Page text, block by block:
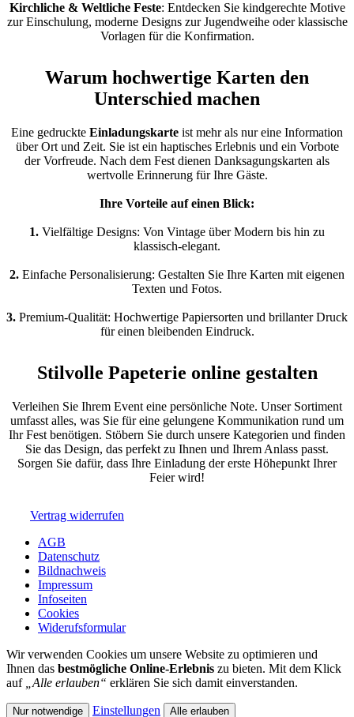
Kirchliche & Weltliche Feste: Entdecken Sie kindgerechte Motive
zur Einschulung, moderne Designs zur Jugendweihe oder klassische
Vorlagen für die Konfirmation.
Warum hochwertige Karten den
Unterschied machen
Eine gedruckte Einladungskarte ist mehr als nur eine Information
über Ort und Zeit. Sie ist ein haptisches Erlebnis und ein Vorbote
der Vorfreude. Nach dem Fest dienen Danksagungskarten als
wertvolle Erinnerung für Ihre Gäste.
Ihre Vorteile auf einen Blick:
1. Vielfältige Designs: Von Vintage über Modern bis hin zu
klassisch-elegant.
2. Einfache Personalisierung: Gestalten Sie Ihre Karten mit eigenen
Texten und Fotos.
3. Premium-Qualität: Hochwertige Papiersorten und brillanter Druck
für einen bleibenden Eindruck.
Stilvolle Papeterie online gestalten
Verleihen Sie Ihrem Event eine persönliche Note. Unser Sortiment
umfasst alles, was Sie für eine gelungene Kommunikation rund um
Ihr Fest benötigen. Stöbern Sie durch unsere Kategorien und finden
Sie das Design, das perfekt zu Ihnen und Ihrem Anlass passt.
Sorgen Sie dafür, dass Ihre Einladung der erste Höhepunkt Ihrer
Feier wird!
Vertrag widerrufen
AGB
Datenschutz
Bildnachweis
Impressum
Infoseiten
Cookies
Widerufsformular
Wir verwenden Cookies um unsere Website zu optimieren und
Ihnen das bestmögliche Online-Erlebnis zu bieten. Mit dem Klick
auf
„Alle erlauben“ erklären Sie sich damit einverstanden.
Nur notwendige Einstellungen Alle erlauben